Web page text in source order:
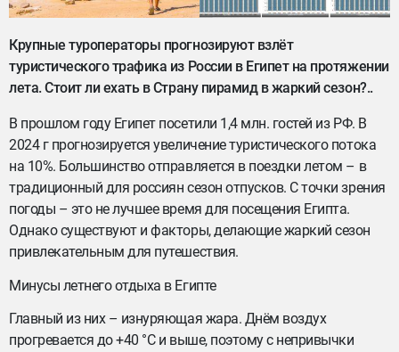
Крупные туроператоры прогнозируют взлёт
туристического трафика из России в Египет на протяжении
лета. Стоит ли ехать в Страну пирамид в жаркий сезон?..
В прошлом году Египет посетили 1,4 млн. гостей из РФ. В
2024 г прогнозируется увеличение туристического потока
на 10%. Большинство отправляется в поездки летом – в
традиционный для россиян сезон отпусков. С точки зрения
погоды – это не лучшее время для посещения Египта.
Однако существуют и факторы, делающие жаркий сезон
привлекательным для путешествия.
Минусы летнего отдыха в Египте
Главный из них – изнуряющая жара. Днём воздух
прогревается до +40 °С и выше, поэтому с непривычки